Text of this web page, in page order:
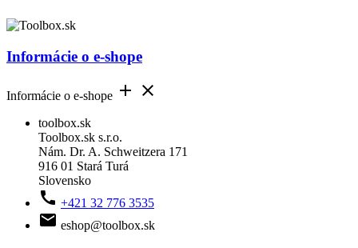
Informácie o e-shope
Informácie o e-shope  
toolbox.sk
Toolbox.sk s.r.o.
Nám. Dr. A. Schweitzera 171
916 01 Stará Turá
Slovensko
 +421 32 776 3535
 eshop@toolbox.sk